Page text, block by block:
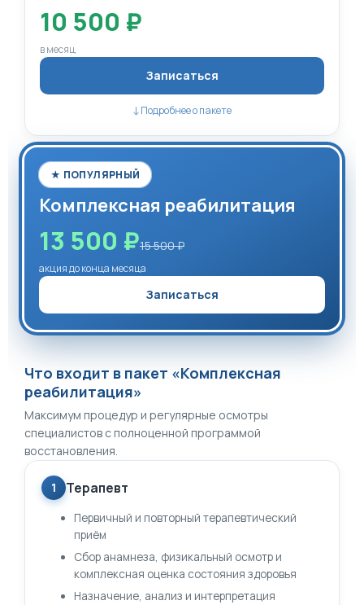
10 500 ₽
в месяц
Записаться
↓Подробнее о пакете
★ ПОПУЛЯРНЫЙ
Комплексная реабилитация
13 500 ₽15 500 ₽
акция до конца месяца
Записаться
Что входит в пакет «Комплексная
реабилитация»
Максимум процедур и регулярные осмотры
специалистов с полноценной программой
восстановления.
1 Терапевт
Первичный и повторный терапевтический
приём
Сбор анамнеза, физикальный осмотр и
комплексная оценка состояния здоровья
Назначение, анализ и интерпретация